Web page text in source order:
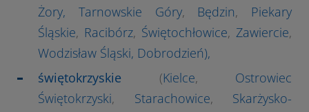
Żory,
Tarnowskie Góry, Będzin, Piekary
Śląskie, Racibórz, Świętochłowice, Zawiercie,
Wodzisław Śląski, Dobrodzień),
świętokrzyskie (Kielce, Ostrowiec
Świętokrzyski, Starachowice, Skarżysko-